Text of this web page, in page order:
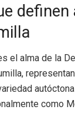
definen
el alma de la
como